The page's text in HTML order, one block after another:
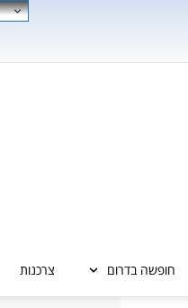
חופשה בדרום צרכנות